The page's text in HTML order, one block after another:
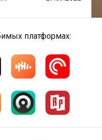
платформах: